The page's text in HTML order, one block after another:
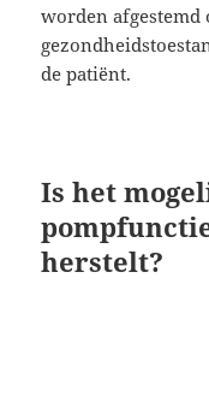
worden
de patiënt.
Is het
herstelt?